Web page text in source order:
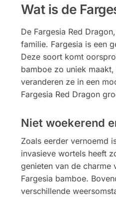
Wat is de
De Fargesia Red
familie. Fargesia is een
Deze soort komt
bamboe zo uniek
veranderen ze in een
Fargesia Red Dragon
Niet woekerend
Zoals eerder vernoemd
invasieve wortels heeft
genieten van de
Fargesia bamboe.
verschillende